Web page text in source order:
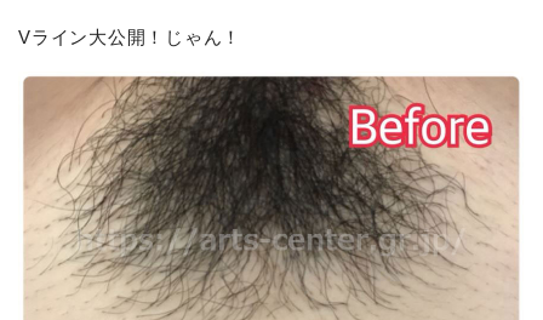
Vライン大公開！じゃん！